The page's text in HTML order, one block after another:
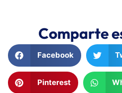
Comparte
Facebook
Pinterest